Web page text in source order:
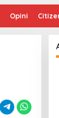
Opini